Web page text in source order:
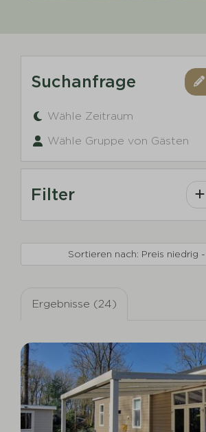
Suchanfrage
Wähle Zeitraum
Wähle Gruppe von Gästen
Filter
Sortieren nach: Preis niedrig
Ergebnisse (24)